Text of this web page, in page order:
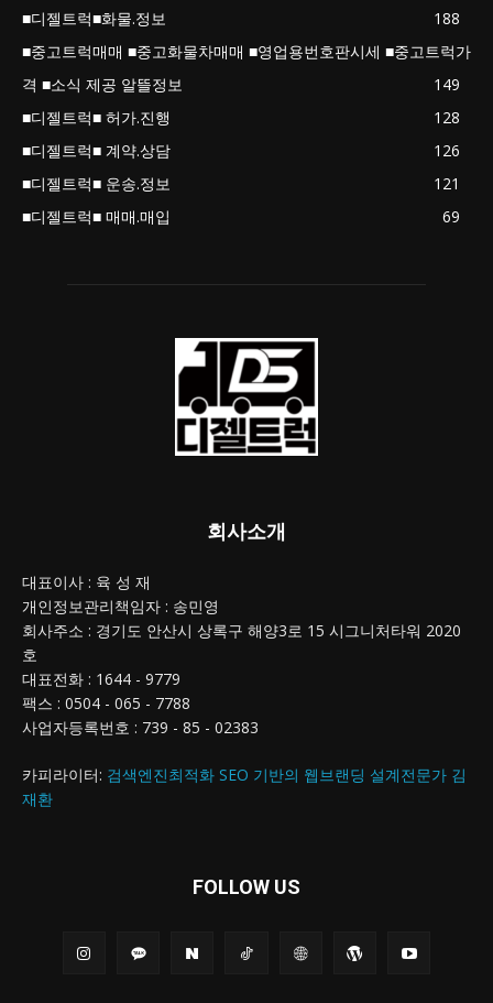
■디젤트럭■화물.정보
188
■중고트럭매매 ■중고화물차매매 ■영업용번호판시세 ■중고트럭가
격 ■소식 제공 알뜰정보
149
■디젤트럭■ 허가.진행
128
■디젤트럭■ 계약.상담
126
■디젤트럭■ 운송.정보
121
■디젤트럭■ 매매.매입
69
회사소개
대표이사 : 육 성 재
개인정보관리책임자 : 송민영
회사주소 : 경기도 안산시 상록구 해양3로 15 시그니처타워 2020
호
대표전화 : 1644 - 9779
팩스 : 0504 - 065 - 7788
사업자등록번호 : 739 - 85 - 02383
카피라이터: 검색엔진최적화 SEO 기반의 웹브랜딩 설계전문가 김
재환
FOLLOW US